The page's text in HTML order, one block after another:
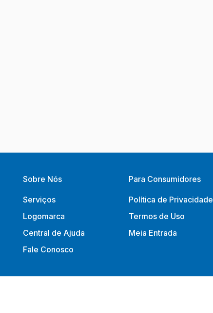
Sobre Nós
Serviços
Logomarca
Central de Ajuda
Fale Conosco
Para Consumidores
Política de Privacidade
Termos de Uso
Meia Entrada